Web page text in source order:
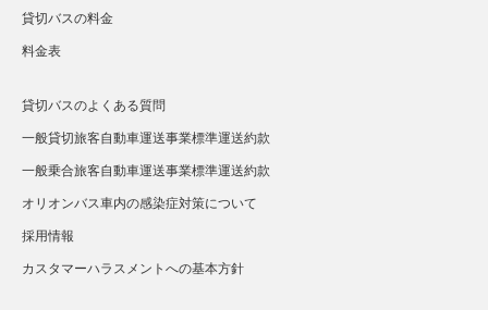
貸切バスの料金
料金表
貸切バスのよくある質問
一般貸切旅客自動車運送事業標準運送約款
一般乗合旅客自動車運送事業標準運送約款
オリオンバス車内の感染症対策について
採用情報
カスタマーハラスメントへの基本方針